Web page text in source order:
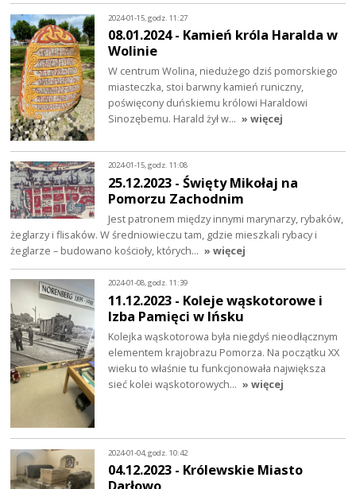
2024-01-15, godz. 11:27
08.01.2024 - Kamień króla Haralda w
Wolinie
W centrum Wolina, niedużego dziś pomorskiego
miasteczka, stoi barwny kamień runiczny,
poświęcony duńskiemu królowi Haraldowi
Sinozębemu. Harald żył w… » więcej
2024-01-15, godz. 11:08
25.12.2023 - Święty Mikołaj na
Pomorzu Zachodnim
Jest patronem między innymi marynarzy, rybaków,
żeglarzy i flisaków. W średniowieczu tam, gdzie mieszkali rybacy i
żeglarze – budowano kościoły, których… » więcej
2024-01-08, godz. 11:39
11.12.2023 - Koleje wąskotorowe i
Izba Pamięci w Ińsku
Kolejka wąskotorowa była niegdyś nieodłącznym
elementem krajobrazu Pomorza. Na początku XX
wieku to właśnie tu funkcjonowała największa
sieć kolei wąskotorowych… » więcej
2024-01-04, godz. 10:42
04.12.2023 - Królewskie Miasto